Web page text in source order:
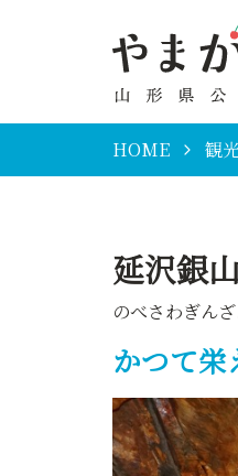
HOME 観
延沢銀
のべさわぎん
かつて栄